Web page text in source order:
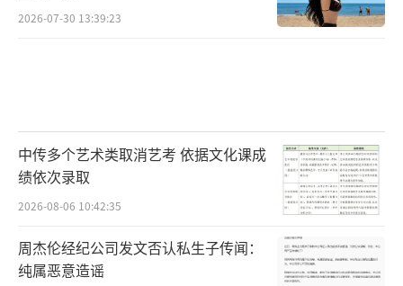
2026-07-30 13:39:23
中传多个艺术类取消艺考 依据文化课成
绩依次录取
2026-08-06 10:42:35
周杰伦经纪公司发文否认私生子传闻：
纯属恶意造谣